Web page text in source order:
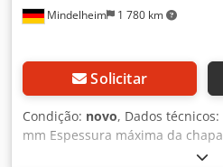
Mindelheim 1 780 km
Solicitar
Condição: novo, Dados
mm Espessura máxima da
máxima: 48 mm Ângulo de